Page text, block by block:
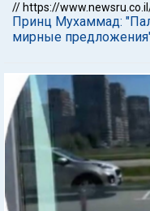
// https://
Принц Мухаммад:
мирные